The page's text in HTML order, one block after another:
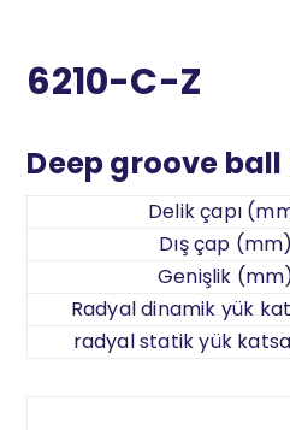
6210-C-Z
Deep groove
Delik çapı
Dış çap (mm)
Genişlik
Radyal dinamik yük
radyal statik yük